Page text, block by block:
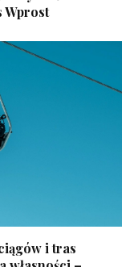
Wprost
i tras